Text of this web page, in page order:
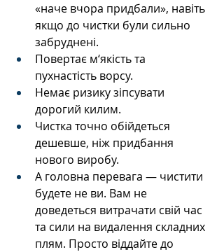
«наче вчора придбали», навіть
якщо до чистки були сильно
забруднені.
Повертає м‘якість та
пухнастість ворсу.
Немає ризику зіпсувати
дорогий килим.
Чистка точно обійдеться
дешевше, ніж придбання
нового виробу.
А головна перевага — чистити
будете не ви. Вам не
доведеться витрачати свій час
та сили на видалення складних
плям. Просто віддайте до